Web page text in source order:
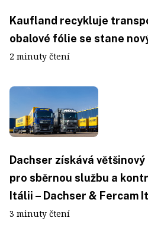
Kaufland recykluje
obalové fólie se stane
2 minuty čtení
Dachser získává
pro sběrnou službu a
Itálii – Dachser & Fercam
3 minuty čtení